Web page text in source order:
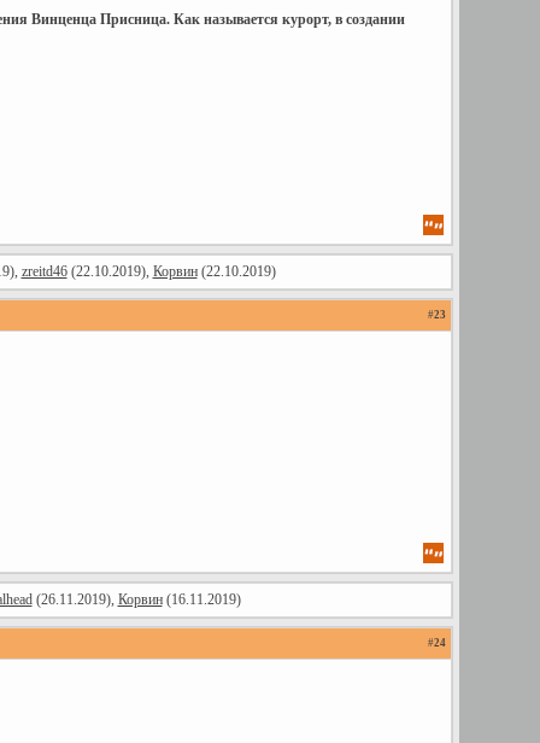
Винценца Присница. Как называется курорт, в создании
zreitd46(22.10.2019), Корвин(22.10.2019)
#23
(26.11.2019), Корвин(16.11.2019)
#24